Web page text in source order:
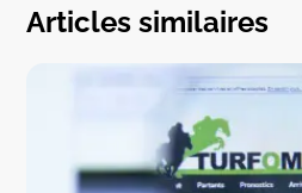
Articles similaires